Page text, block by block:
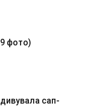
фото)
сап-